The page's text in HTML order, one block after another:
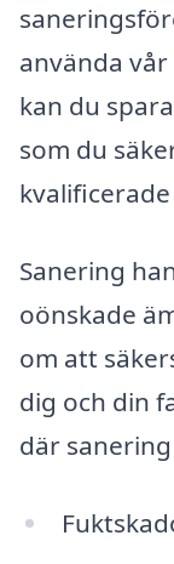
använda
kan du
som du
Sanering
oönskade
om att
dig och din
där